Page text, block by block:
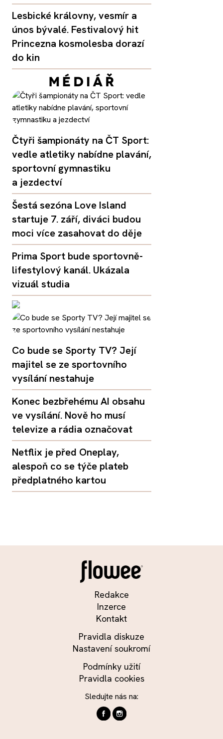
Lesbické královny, vesmír a
únos bývalé. Festivalový hit
Princezna kosmolesba dorazí
do kin
Čtyři šampionáty na ČT Sport:
vedle atletiky nabídne plavání,
sportovní gymnastiku
a jezdectví
Šestá sezóna Love Island
startuje 7. září, diváci budou
moci více zasahovat do děje
Prima Sport bude sportovně-
lifestylový kanál. Ukázala
vizuál studia
Co bude se Sporty TV? Její
majitel se ze sportovního
vysílání nestahuje
Konec bezbřehému AI obsahu
ve vysílání. Nově ho musí
televize a rádia označovat
Netflix je před Oneplay,
alespoň co se týče plateb
předplatného kartou
Redakce
Inzerce
Kontakt
Pravidla diskuze
Nastavení soukromí
Podmínky užití
Pravidla cookies
Sledujte nás na: